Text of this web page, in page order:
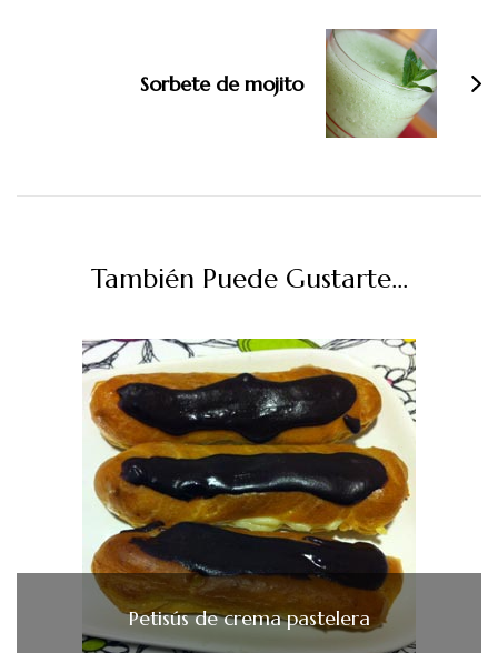
Sorbete de mojito
También Puede Gustarte...
Petisús de crema pastelera